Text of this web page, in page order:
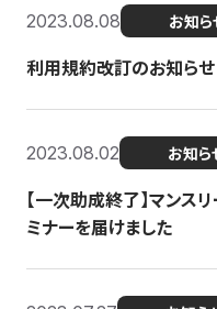
2023.08.08 お知ら
利用規約改訂のお知らせ
2023.08.02 お知ら
【一次助成終了】マン
ミナーを届けました